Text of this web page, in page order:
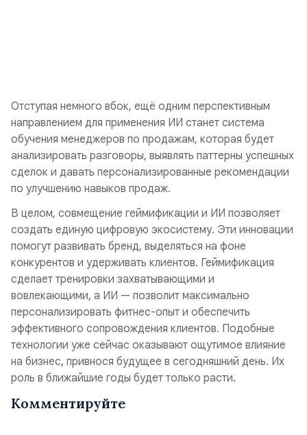
Отступая немного вбок, ещё одним перспективным
направлением для применения ИИ станет система
обучения менеджеров по продажам, которая будет
анализировать разговоры, выявлять паттерны успешных
сделок и давать персонализированные рекомендации
по улучшению навыков продаж.
В целом, совмещение геймификации и ИИ позволяет
создать единую цифровую экосистему. Эти инновации
помогут развивать бренд, выделяться на фоне
конкурентов и удерживать клиентов. Геймификация
сделает тренировки захватывающими и
вовлекающими, а ИИ — позволит максимально
персонализировать фитнес-опыт и обеспечить
эффективного сопровождения клиентов. Подобные
технологии уже сейчас оказывают ощутимое влияние
на бизнес, привнося будущее в сегодняшний день. Их
роль в ближайшие годы будет только расти.
Комментируйте